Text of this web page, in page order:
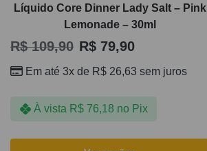
Líquido Core Dinner Lady Salt – Pink
Lemonade – 30ml
R$109,90 R$ 79,90
Em até 3x de R$ 26,63 sem juros
À vista R$76,18 no Pix